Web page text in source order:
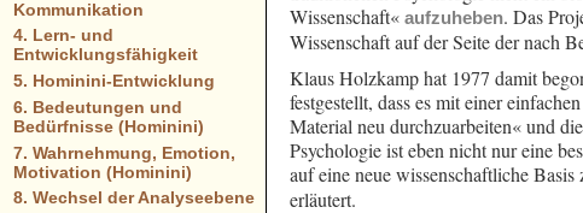
Wissenschaft«aufzuheben. Das
Wissenschaft auf der Seite der nach
Klaus Holzkamp hat 1977 damit
festgestellt, dass es mit einer
Material neu durchzuarbeiten« und
Psychologie ist eben nicht nur eine
auf eine neue wissenschaftliche
erläutert.
Kommunikation
4. Lern- und
Entwicklungsfähigkeit
5. Hominini-Entwicklung
6. Bedeutungen und
Bedürfnisse (Hominini)
7. Wahrnehmung, Emotion,
Motivation (Hominini)
8. Wechsel der Analyseebene